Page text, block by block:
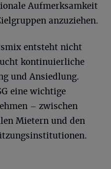
Aufmerksamkeit
anzuziehen.
entsteht nicht
kontinuierliche
und Ansiedlung.
eine wichtige
– zwischen
Mietern und den